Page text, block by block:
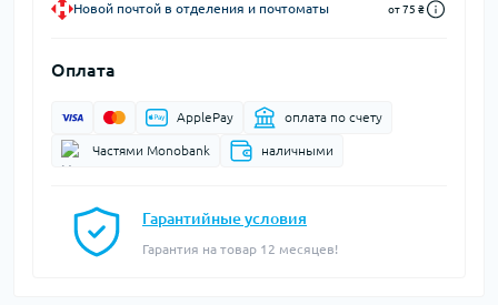
Новой почтой в отделения и почтоматы от 75 ₴
Оплата
ApplePay оплата по счету
Частями Monobank наличными
Гарантийные условия
Гарантия на товар 12 месяцев!